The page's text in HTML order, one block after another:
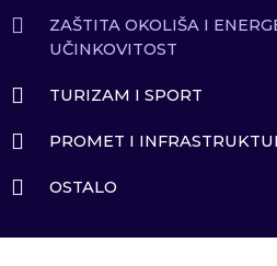
ZAŠTITA OKOLIŠA I
UČINKOVITOST
TURIZAM I SPORT
PROMET I
OSTALO